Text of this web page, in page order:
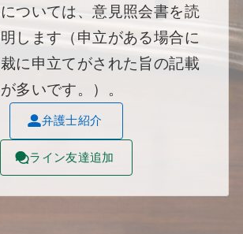
ついては、意見照会書を読
します（申立がある場合に
に申立てがされた旨の記載
多いです。）。
弁護士紹介
ライン友達追加